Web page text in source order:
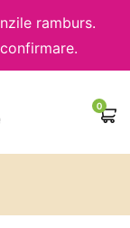
ramburs.
0